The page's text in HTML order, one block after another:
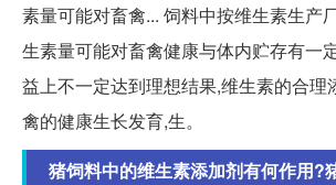
素量可能对畜禽... 饲料中按维生素生产
生素量可能对畜禽健康与体内贮存有一
益上不一定达到理想结果,维生素的合理
禽的健康生长发育,生。
猪饲料中的维生素添加剂有何作用?